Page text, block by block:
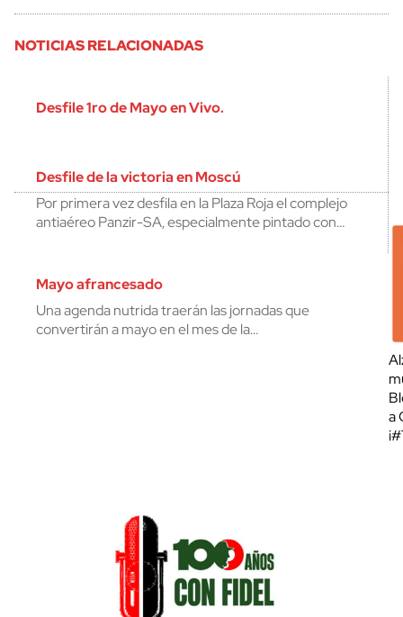
NOTICIAS RELACIONADAS
Desfile 1ro de Mayo en Vivo.
Desfile de la victoria en Moscú
Por primera vez desfila en la Plaza Roja el complejo
antiaéreo Panzir-SA, especialmente pintado con…
Mayo afrancesado
Una agenda nutrida traerán las jornadas que
convertirán a mayo en el mes de la…
a